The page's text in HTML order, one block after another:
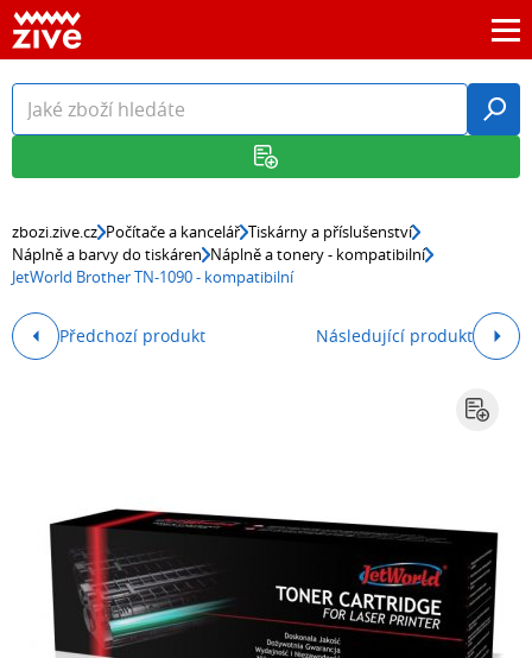
zbozi.zive.cz Počítače a kancelář Tiskárny a příslušenství
Náplně a barvy do tiskáren Náplně a tonery - kompatibilní
JetWorld Brother TN-1090 - kompatibilní
Předchozí produkt Následující produkt